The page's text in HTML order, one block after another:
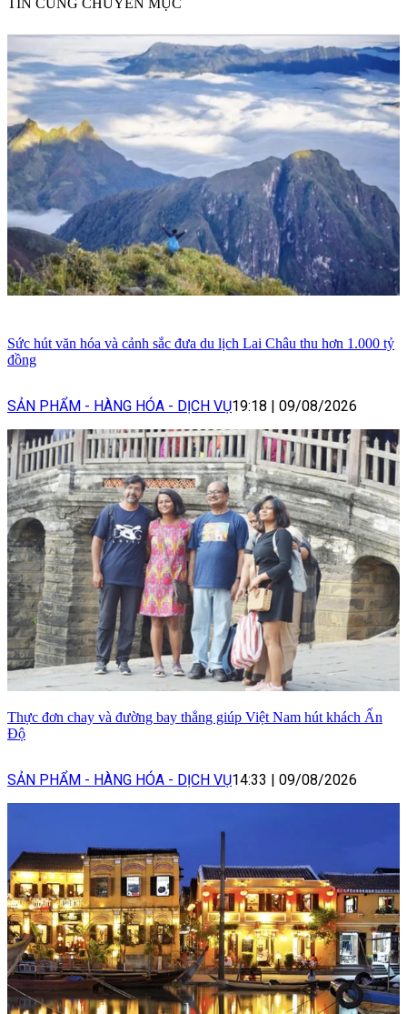
TIN CÙNG CHUYÊN MỤC
Sức hút văn hóa và cảnh sắc đưa du lịch Lai Châu thu hơn 1.000 tỷ
đồng
SẢN PHẨM - HÀNG HÓA - DỊCH VỤ19:18 09/08/2026
Thực đơn chay và đường bay thẳng giúp Việt Nam hút khách Ấn
Độ
SẢN PHẨM - HÀNG HÓA - DỊCH VỤ14:33 09/08/2026